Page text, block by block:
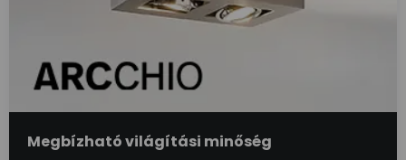
Megbízható világítási minőség